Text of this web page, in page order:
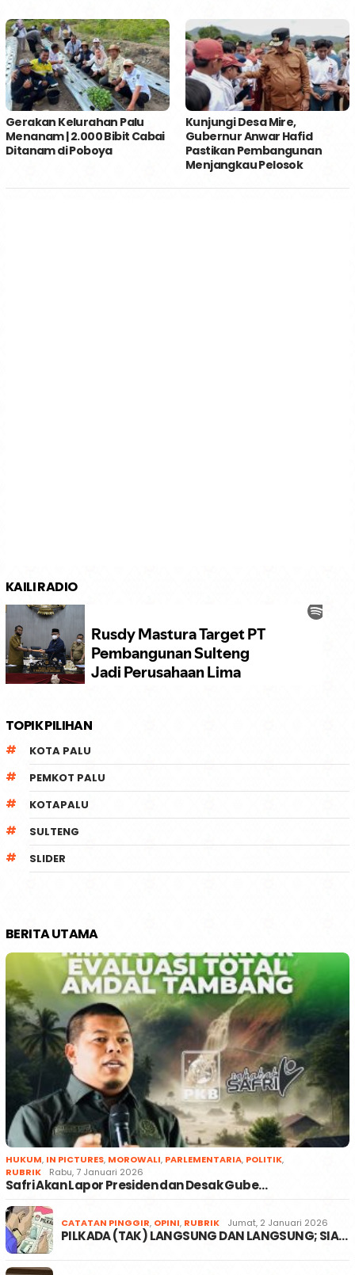
Gerakan Kelurahan Palu
Menanam | 2.000 Bibit Cabai
Ditanam di Poboya
Kunjungi Desa Mire,
Gubernur Anwar Hafid
Pastikan Pembangunan
Menjangkau Pelosok
KAILI RADIO
TOPIK PILIHAN
KOTA PALU
PEMKOT PALU
KOTAPALU
SULTENG
SLIDER
BERITA UTAMA
HUKUM, IN PICTURES, MOROWALI, PARLEMENTARIA, POLITIK,
RUBRIK
Rabu, 7 Januari 2026
Safri Akan Lapor Presiden dan Desak Gube…
CATATAN PINGGIR, OPINI, RUBRIK Jumat, 2 Januari 2026
PILKADA (TAK) LANGSUNG DAN LANGSUNG; SIA…